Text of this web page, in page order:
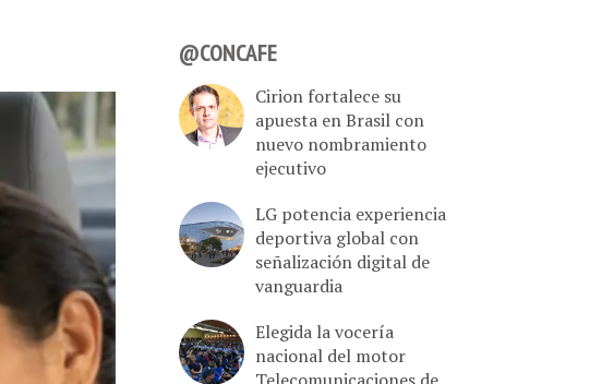
@CONCAFE
Cirion fortalece su
apuesta en Brasil con
nuevo nombramiento
ejecutivo
LG potencia experiencia
deportiva global con
señalización digital de
vanguardia
Elegida la vocería
nacional del motor
Telecomunicaciones de